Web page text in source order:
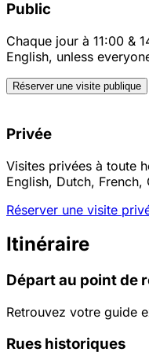
Public
Chaque jour à 11:00 &
English, unless
Réserver une visite publique
Privée
Visites privées à toute
English, Dutch, French,
Réserver une visite
Itinéraire
Départ au point de
Retrouvez votre guide
Rues historiques